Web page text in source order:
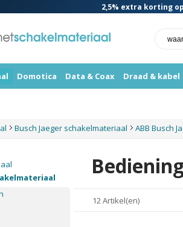
2,5% extra korting
Domotica Data & Coax Draad & kabel
Busch Jaeger schakelmateriaal ABB Busch
12 Artikel(en)